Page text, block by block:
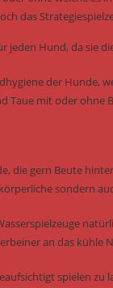
das
jeden Hund, da sie
der Hunde,
Taue mit oder ohne
die gern Beute
sondern
an das kühle
spielen zu